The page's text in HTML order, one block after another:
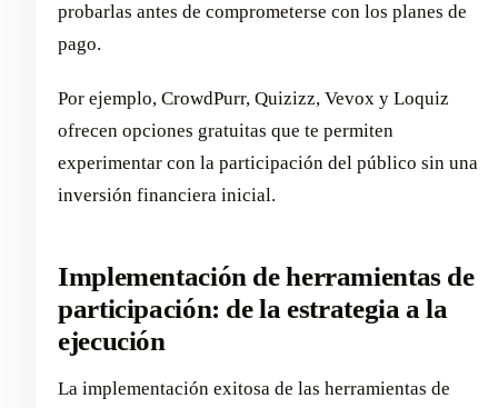
probarlas antes de comprometerse con los planes de
pago.
Por ejemplo, CrowdPurr, Quizizz, Vevox y Loquiz
ofrecen opciones gratuitas que te permiten
experimentar con la participación del público sin una
inversión financiera inicial.
Implementación de herramientas de
participación: de la estrategia a la
ejecución
La implementación exitosa de las herramientas de